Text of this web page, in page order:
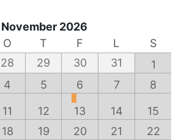
November 2026
O T F L
S
28 29 30 31
1
4 5 6 7 8
11 12 13 14
15
18 19 20 21
22